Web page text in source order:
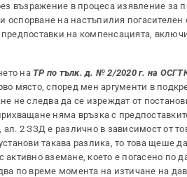
възражение в процеса изявление за
на настъпилия погасителен
на компенсацията,
на ТР по тълк. д. № 2/2020 г. на
място, според мен аргументи в
не следва да се изреждат от
няма връзка с
2 ЗЗД е различно в зависимост от
такава разлика, то това щеше
вземане, което е погасено по
по време момента на изтичане на